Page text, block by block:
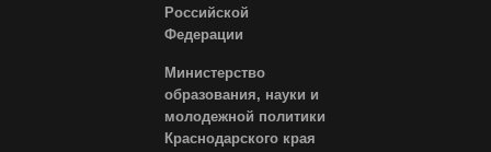
Российской
Федерации
Министерство
образования, науки и
молодежной политики
Краснодарского края